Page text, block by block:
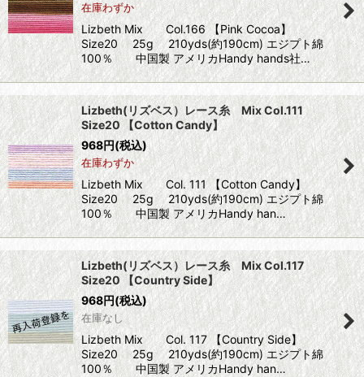
在庫わずか
Lizbeth Mix Col.166 【Pink Cocoa】
Size20 25g 210yds(約190cm) エジプト綿
100％ 中国製 アメリカHandy hands社…
Lizbeth(リズベス）レース糸 Mix Col.111
Size20 【Cotton Candy】
968円(税込)
在庫わずか
Lizbeth Mix Col. 111 【Cotton Candy】
Size20 25g 210yds(約190cm) エジプト綿
100％ 中国製 アメリカHandy han…
Lizbeth(リズベス）レース糸 Mix Col.117
Size20 【Country Side】
968円(税込)
在庫なし
Lizbeth Mix Col. 117 【Country Side】
Size20 25g 210yds(約190cm) エジプト綿
100％ 中国製 アメリカHandy han…